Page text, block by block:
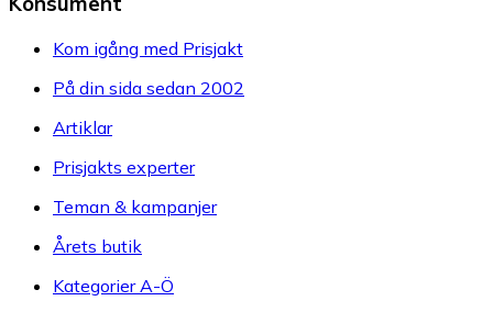
Kom igång med Prisjakt
På din sida sedan 2002
Artiklar
Prisjakts experter
Teman & kampanjer
Årets butik
Kategorier A-Ö